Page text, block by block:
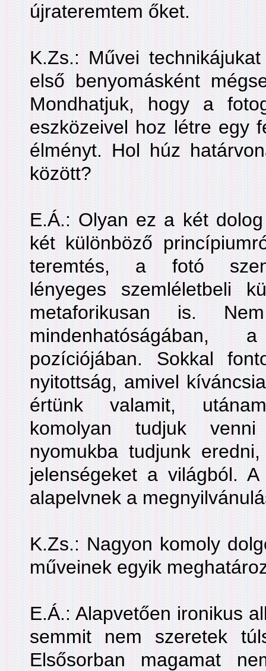
újrateremtem őket.
K.Zs.: Művei
első benyomásként
Mondhatjuk, hogy a
eszközeivel hoz létre egy
élményt. Hol húz
között?
E.Á.: Olyan ez a két
két különböző
teremtés, a fotó
lényeges szemléletbeli
metaforikusan is.
mindenhatóságában,
pozíciójában. Sokkal
nyitottság, amivel
értünk valamit,
komolyan tudjuk
nyomukba tudjunk
jelenségeket a világból.
alapelvnek a
K.Zs.: Nagyon komoly
műveinek egyik
E.Á.: Alapvetően ironikus
semmit nem szeretek
Elsősorban magamat